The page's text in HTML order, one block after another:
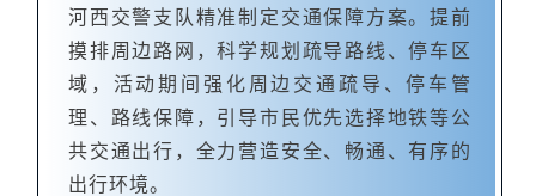
河西交警支队精准制定交通保障方案。提前
摸排周边路网，科学规划疏导路线、停车区
域，活动期间强化周边交通疏导、停车管
理、路线保障，引导市民优先选择地铁等公
共交通出行，全力营造安全、畅通、有序的
出行环境。